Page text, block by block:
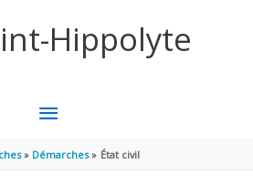
Hippolyte
MENU
PRINCIPAL
Démarches État civil